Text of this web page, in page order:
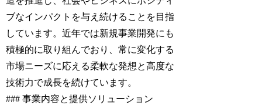
ブなインパクトを与え続けることを目指
しています。近年では新規事業開発にも
積極的に取り組んでおり、常に変化する
市場ニーズに応える柔軟な発想と高度な
技術力で成長を続けています。
### 事業内容と提供ソリューション